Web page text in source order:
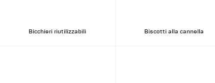
Bicchieri riutilizzabili Biscotti alla cannella